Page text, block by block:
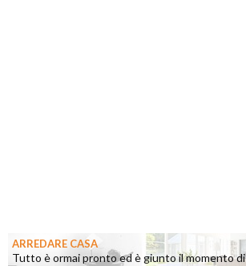
ARREDARE CASA
Tutto è ormai pronto ed è giunto il momento di